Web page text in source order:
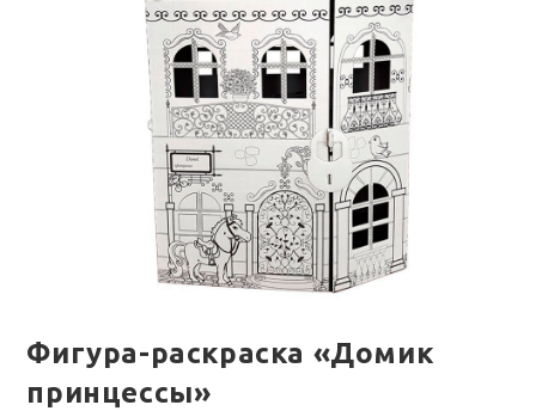
Фигура-раскраска «Домик
принцессы»